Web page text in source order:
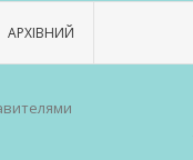
АРХІВНИЙ